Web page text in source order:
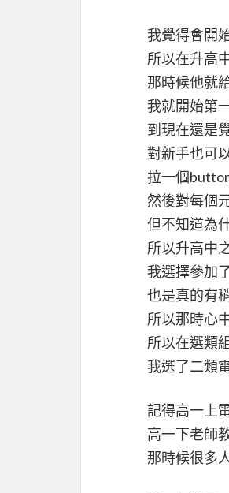
我覺得會開
所以在升高
那時候他就
我就開始第
到現在還是
對新手也可
拉一個
然後對每個
但不知道為
所以升高中
我選擇參加
也是真的有
所以那時心
所以在選類
我選了二類
記得高一上
高一下老師
那時候很多